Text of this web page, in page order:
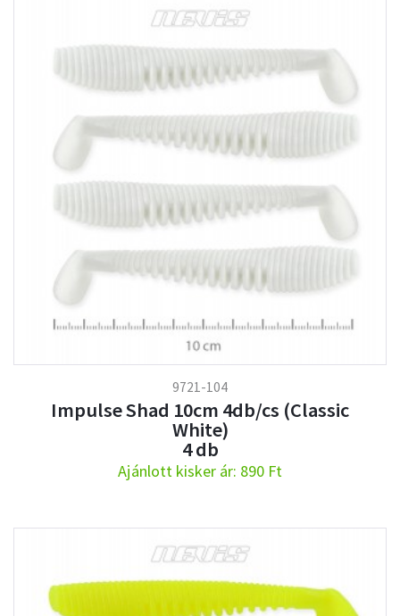
9721-104
Impulse Shad 10cm 4db/cs (Classic
White)
4 db
Ajánlott kisker ár: 890 Ft